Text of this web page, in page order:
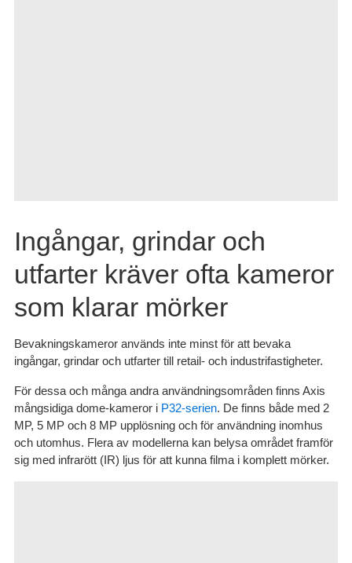
Ingångar, grindar och
utfarter kräver ofta kameror
som klarar mörker
Bevakningskameror används inte minst för att bevaka
ingångar, grindar och utfarter till retail- och industrifastigheter.
För dessa och många andra användningsområden finns Axis
mångsidiga dome-kameror i P32-serien. De finns både med 2
MP, 5 MP och 8 MP upplösning och för användning inomhus
och utomhus. Flera av modellerna kan belysa området framför
sig med infrarött (IR) ljus för att kunna filma i komplett mörker.